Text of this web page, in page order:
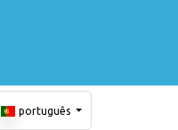
português